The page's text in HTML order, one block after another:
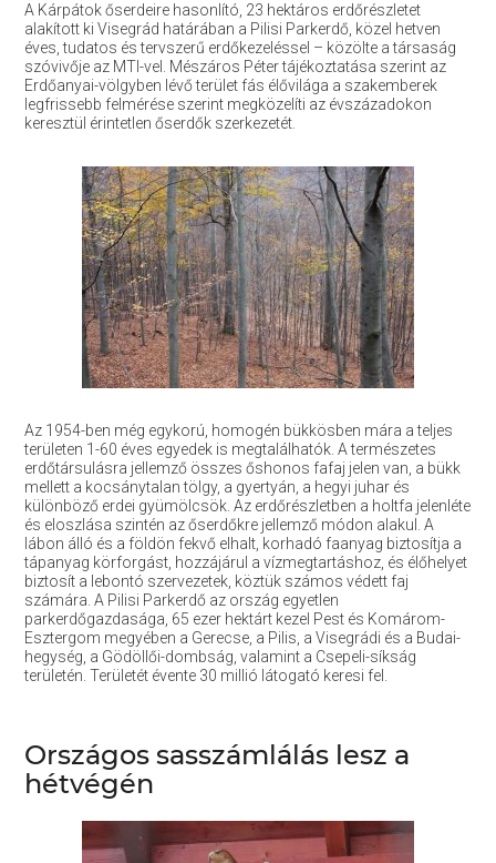
A Kárpátok őserdeire hasonlító, 23 hektáros erdőrészletet
alakított ki Visegrád határában a Pilisi Parkerdő, közel hetven
éves, tudatos és tervszerű erdőkezeléssel – közölte a társaság
szóvivője az MTI-vel. Mészáros Péter tájékoztatása szerint az
Erdőanyai-völgyben lévő terület fás élővilága a szakemberek
legfrissebb felmérése szerint megközelíti az évszázadokon
keresztül érintetlen őserdők szerkezetét.
Az 1954-ben még egykorú, homogén bükkösben mára a teljes
területen 1-60 éves egyedek is megtalálhatók. A természetes
erdőtársulásra jellemző összes őshonos fafaj jelen van, a bükk
mellett a kocsánytalan tölgy, a gyertyán, a hegyi juhar és
különböző erdei gyümölcsök. Az erdőrészletben a holtfa jelenléte
és eloszlása szintén az őserdőkre jellemző módon alakul. A
lábon álló és a földön fekvő elhalt, korhadó faanyag biztosítja a
tápanyag körforgást, hozzájárul a vízmegtartáshoz, és élőhelyet
biztosít a lebontó szervezetek, köztük számos védett faj
számára. A Pilisi Parkerdő az ország egyetlen
parkerdőgazdasága, 65 ezer hektárt kezel Pest és Komárom-
Esztergom megyében a Gerecse, a Pilis, a Visegrádi és a Budai-
hegység, a Gödöllői-dombság, valamint a Csepeli-síkság
területén. Területét évente 30 millió látogató keresi fel.
Országos sasszámlálás lesz a
hétvégén